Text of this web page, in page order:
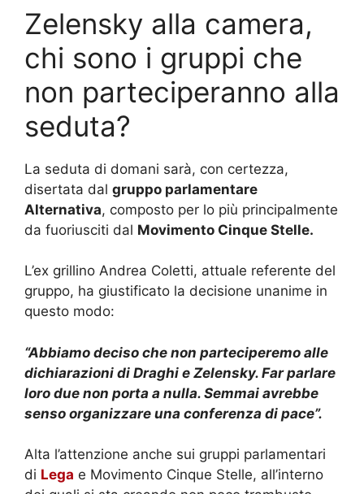
Zelensky alla camera,
chi sono i gruppi che
non parteciperanno alla
seduta?
La seduta di domani sarà, con certezza,
disertata dal gruppo parlamentare
Alternativa, composto per lo più principalmente
da fuoriusciti dal Movimento Cinque Stelle.
L’ex grillino Andrea Coletti, attuale referente del
gruppo, ha giustificato la decisione unanime in
questo modo:
“Abbiamo deciso che non parteciperemo alle
dichiarazioni di Draghi e Zelensky. Far parlare
loro due non porta a nulla. Semmai avrebbe
senso organizzare una conferenza di pace”.
Alta l’attenzione anche sui gruppi parlamentari
di Lega e Movimento Cinque Stelle, all’interno